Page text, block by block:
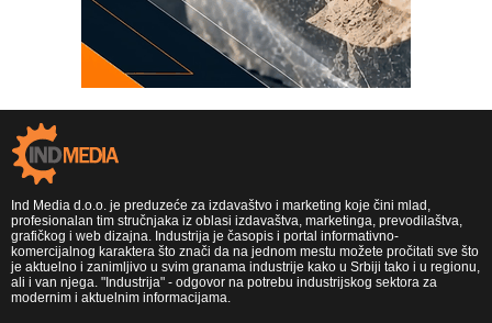
Ind Media d.o.o. je preduzeće za izdavaštvo i marketing koje čini mlad,
profesionalan tim stručnjaka iz oblasi izdavaštva, marketinga, prevodilaštva,
grafičkog i web dizajna. Industrija je časopis i portal informativno-
komercijalnog karaktera što znači da na jednom mestu možete pročitati sve što
je aktuelno i zanimljivo u svim granama industrije kako u Srbiji tako i u regionu,
ali i van njega. "Industrija" - odgovor na potrebu industrijskog sektora za
modernim i aktuelnim informacijama.